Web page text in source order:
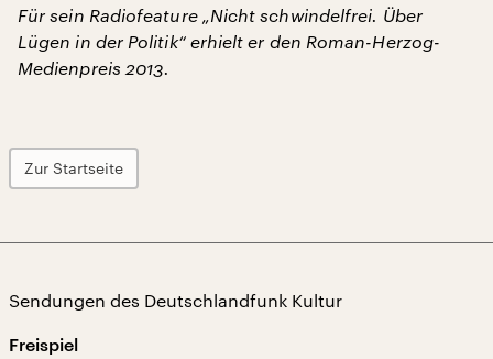
Für sein Radiofeature „Nicht schwindelfrei. Über
Lügen in der Politik“ erhielt er den Roman-Herzog-
Medienpreis 2013.
Zur Startseite
Sendungen des Deutschlandfunk Kultur
Freispiel